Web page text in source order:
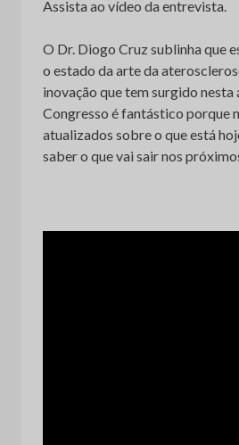
Assista ao vídeo da entrevista.
O Dr. Diogo Cruz sublinha que
o estado da arte da
inovação que tem surgido nesta
Congresso é fantástico porque
atualizados sobre o que está
saber o que vai sair nos